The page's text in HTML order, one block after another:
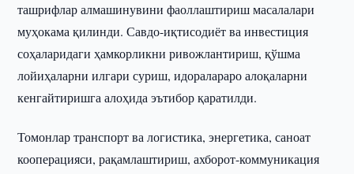
ташрифлар алмашинувини фаоллаштириш масалалари
муҳокама қилинди. Савдо-иқтисодиёт ва инвестиция
соҳаларидаги ҳамкорликни ривожлантириш, қўшма
лойиҳаларни илгари суриш, идоралараро алоқаларни
кенгайтиришга алоҳида эътибор қаратилди.
Томонлар транспорт ва логистика, энергетика, саноат
кооперацияси, рақамлаштириш, ахборот-коммуникация